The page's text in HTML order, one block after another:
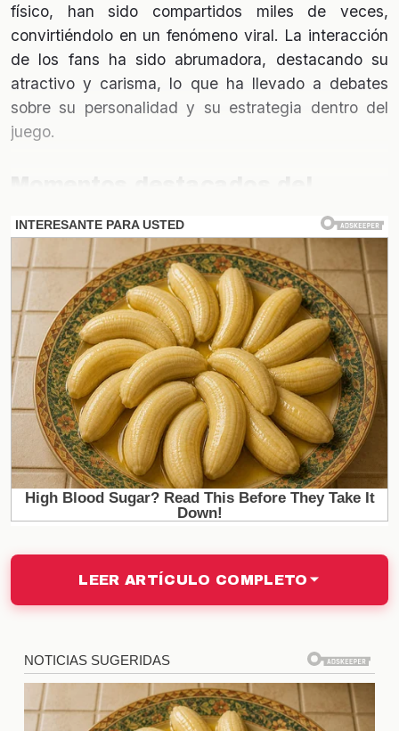
físico, han sido compartidos miles de veces,
convirtiéndolo en un fenómeno viral. La interacción
de los fans ha sido abrumadora, destacando su
atractivo y carisma, lo que ha llevado a debates
sobre su personalidad y su estrategia dentro del
juego.
Los momentos más **hot** de Matías en Gran
Hermano han sido memorables. Desde su
participación en juegos de grupo hasta escenas
más íntimas, cada aparición ha sido analizada y
comentada por los seguidores. Su capacidad para
conectar con la audiencia y generar contenido
emocionante ha sido clave para mantener su
relevancia en el programa.
Reacciones de los fans
Las reacciones de los fans han sido diversas.
través de comentarios en redes, mientras que otros
han creado memes y fan art en su honor. Este
fenómeno ha llevado a que se convierta en uno de
aumentado la competencia entre los participantes
del reality.
LEER ARTÍCULO COMPLETO